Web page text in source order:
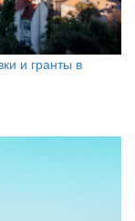
и гранты в